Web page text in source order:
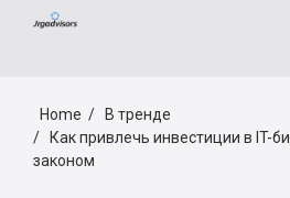
Home
В тренде
Как привлечь инвестиции в IT-
законом